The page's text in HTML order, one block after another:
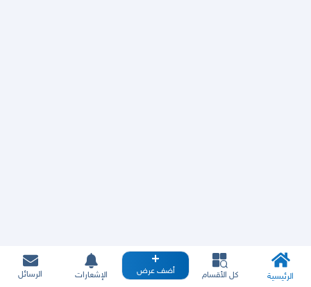
الرئيسية كل الأقسام أضف عرض الإشعارات الرسائل